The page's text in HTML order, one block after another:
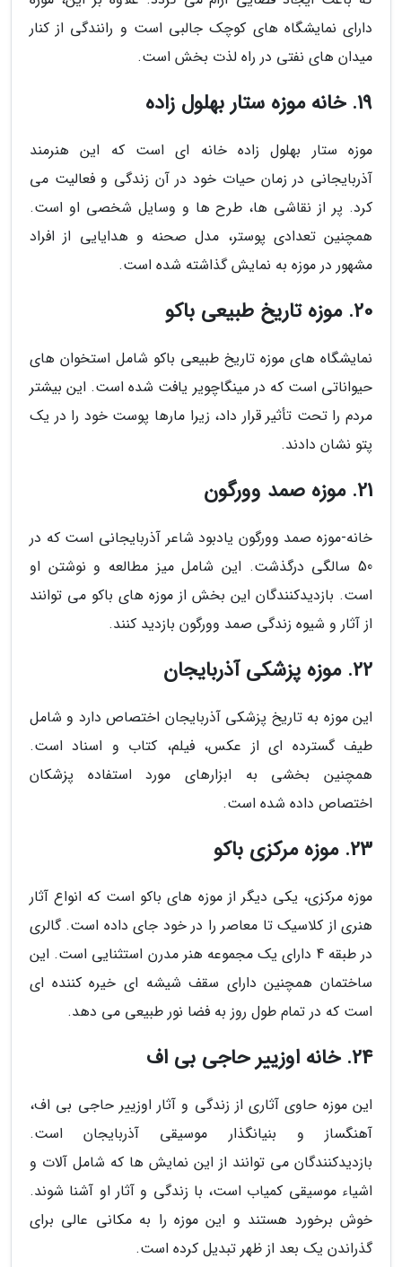
دارای نمایشگاه های کوچک جالبی است و رانندگی از کنار
میدان های نفتی در راه لذت بخش است.
19. خانه موزه ستار بهلول زاده
موزه ستار بهلول زاده خانه ای است که این هنرمند
آذربایجانی در زمان حیات خود در آن زندگی و فعالیت می
کرد. پر از نقاشی ها، طرح ها و وسایل شخصی او است.
همچنین تعدادی پوستر، مدل صحنه و هدایایی از افراد
مشهور در موزه به نمایش گذاشته شده است.
20. موزه تاریخ طبیعی باکو
نمایشگاه های موزه تاریخ طبیعی باکو شامل استخوان های
حیواناتی است که در مینگاچویر یافت شده است. این بیشتر
مردم را تحت تأثیر قرار داد، زیرا مارها پوست خود را در یک
پتو نشان دادند.
21. موزه صمد وورگون
خانه-موزه صمد وورگون یادبود شاعر آذربایجانی است که در
50 سالگی درگذشت. این شامل میز مطالعه و نوشتن او
است. بازدیدکنندگان این بخش از موزه های باکو می توانند
از آثار و شیوه زندگی صمد وورگون بازدید کنند.
22. موزه پزشکی آذربایجان
این موزه به تاریخ پزشکی آذربایجان اختصاص دارد و شامل
طیف گسترده ای از عکس، فیلم، کتاب و اسناد است.
همچنین بخشی به ابزارهای مورد استفاده پزشکان
اختصاص داده شده است.
23. موزه مرکزی باکو
موزه مرکزی، یکی دیگر از موزه های باکو است که انواع آثار
هنری از کلاسیک تا معاصر را در خود جای داده است. گالری
در طبقه 4 دارای یک مجموعه هنر مدرن استثنایی است. این
ساختمان همچنین دارای سقف شیشه ای خیره کننده ای
است که در تمام طول روز به فضا نور طبیعی می دهد.
24. خانه اوزییر حاجی بی اف
این موزه حاوی آثاری از زندگی و آثار اوزییر حاجی بی اف،
آهنگساز و بنیانگذار موسیقی آذربایجان است.
بازدیدکنندگان می توانند از این نمایش ها که شامل آلات و
اشیاء موسیقی کمیاب است، با زندگی و آثار او آشنا شوند.
خوش برخورد هستند و این موزه را به مکانی عالی برای
گذراندن یک بعد از ظهر تبدیل کرده است.